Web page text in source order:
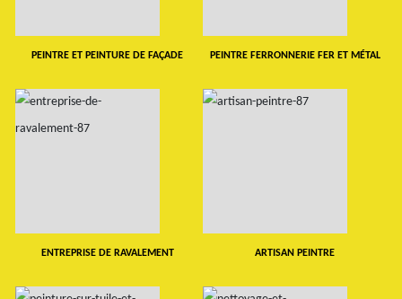
PEINTRE ET PEINTURE DE FAÇADE PEINTRE FERRONNERIE FER ET MÉTAL
ENTREPRISE DE RAVALEMENT ARTISAN PEINTRE